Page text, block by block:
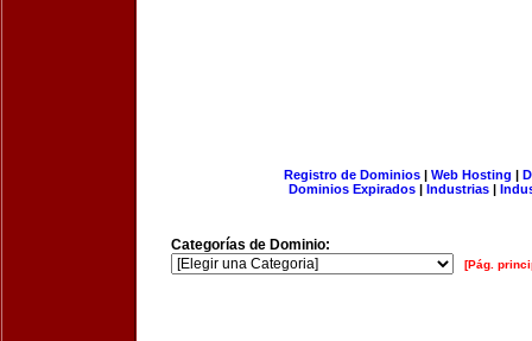
Registro de Dominios| Web Hosting |
Dominios Expirados | Industrias |
Categorías de Dominio:
[Pág.